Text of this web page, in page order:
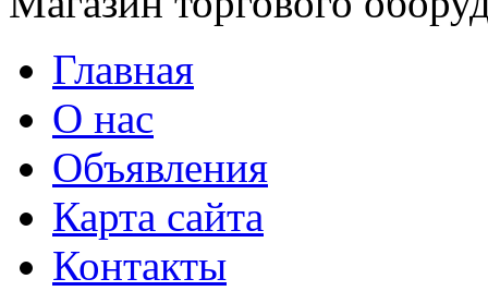
Главная
О нас
Объявления
Карта сайта
Контакты